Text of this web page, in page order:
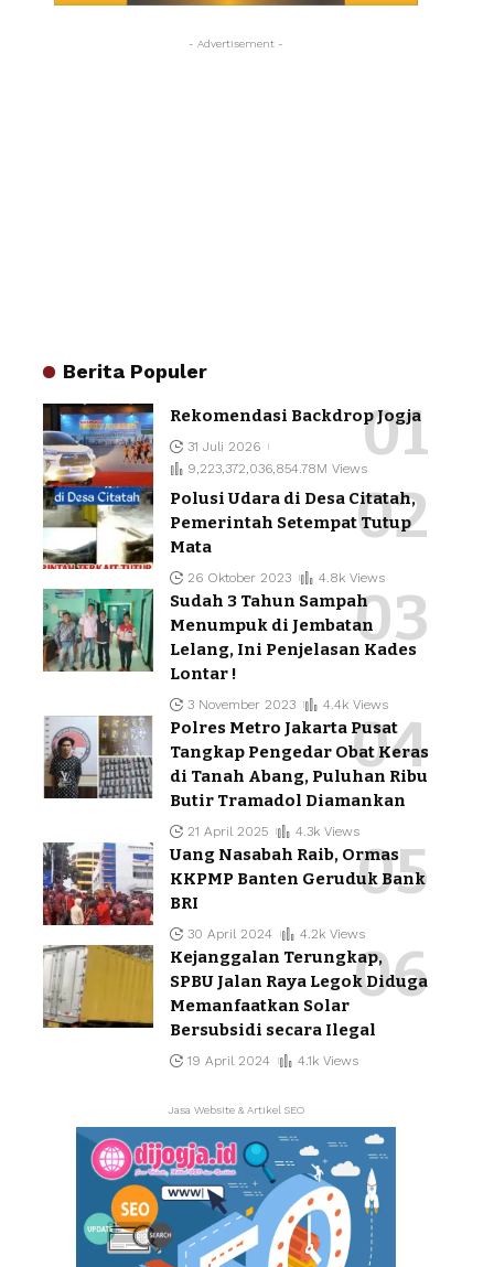
- Advertisement -
Berita Populer
Rekomendasi Backdrop Jogja
31 Juli 2026
9,223,372,036,854.78M Views
Polusi Udara di Desa Citatah,
Pemerintah Setempat Tutup
Mata
26 Oktober 2023 4.8k Views
Sudah 3 Tahun Sampah
Menumpuk di Jembatan
Lelang, Ini Penjelasan Kades
Lontar !
3 November 2023 4.4k Views
Polres Metro Jakarta Pusat
Tangkap Pengedar Obat Keras
di Tanah Abang, Puluhan Ribu
Butir Tramadol Diamankan
21 April 2025 4.3k Views
Uang Nasabah Raib, Ormas
KKPMP Banten Geruduk Bank
BRI
30 April 2024 4.2k Views
Kejanggalan Terungkap,
SPBU Jalan Raya Legok Diduga
Memanfaatkan Solar
Bersubsidi secara Ilegal
19 April 2024 4.1k Views
Jasa Website & Artikel SEO